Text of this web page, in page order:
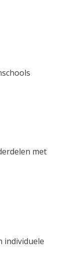
met
individuele